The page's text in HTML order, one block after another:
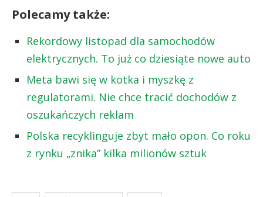
Polecamy także:
Rekordowy listopad dla samochodów
elektrycznych. To już co dziesiąte nowe auto
Meta bawi się w kotka i myszkę z
regulatorami. Nie chce tracić dochodów z
oszukańczych reklam
Polska recyklinguje zbyt mało opon. Co roku
z rynku „znika” kilka milionów sztuk